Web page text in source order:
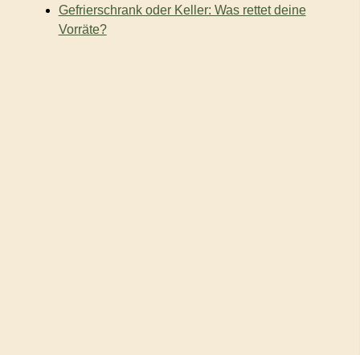
Gefrierschrank oder Keller: Was rettet deine
Vorräte?